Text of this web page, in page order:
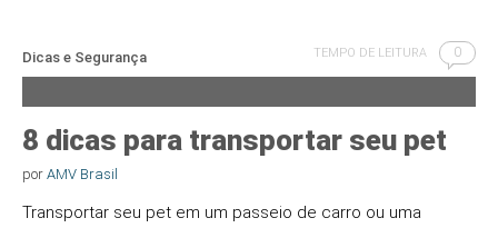
TEMPO DE LEITURA 0
Dicas e Segurança
8 dicas para transportar seu pet
por AMV Brasil
Transportar seu pet em um passeio de carro ou uma